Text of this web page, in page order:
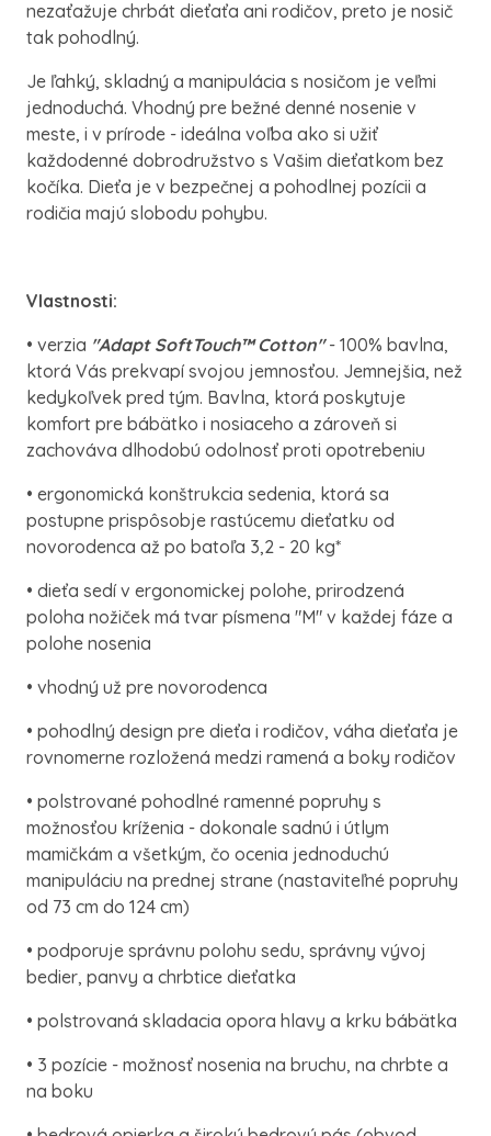
nezaťažuje chrbát dieťaťa ani rodičov, preto je nosič
tak pohodlný.
Je ľahký, skladný a manipulácia s nosičom je veľmi
jednoduchá. Vhodný pre bežné denné nosenie v
meste, i v prírode - ideálna voľba ako si užiť
každodenné dobrodružstvo s Vašim dieťatkom bez
kočíka. Dieťa je v bezpečnej a pohodlnej pozícii a
rodičia majú slobodu pohybu.
Vlastnosti:
• verzia "Adapt SoftTouch™Cotton"- 100% bavlna,
ktorá Vás prekvapí svojou jemnosťou. Jemnejšia, než
kedykoľvek pred tým. Bavlna, ktorá poskytuje
komfort pre bábätko i nosiaceho a zároveň si
zachováva dlhodobú odolnosť proti opotrebeniu
• ergonomická konštrukcia sedenia, ktorá sa
postupne prispôsobje rastúcemu dieťatku od
novorodenca až po batoľa 3,2 - 20 kg*
• dieťa sedí v ergonomickej polohe, prirodzená
poloha nožiček má tvar písmena "M" v každej fáze a
polohe nosenia
• vhodný už pre novorodenca
• pohodlný design pre dieťa i rodičov, váha dieťaťa je
rovnomerne rozložená medzi ramená a boky rodičov
• polstrované pohodlné ramenné popruhy s
možnosťou kríženia - dokonale sadnú i útlym
mamičkám a všetkým, čo ocenia jednoduchú
manipuláciu na prednej strane (nastaviteľné popruhy
od 73 cm do 124 cm)
• podporuje správnu polohu sedu, správny vývoj
bedier, panvy a chrbtice dieťatka
• polstrovaná skladacia opora hlavy a krku bábätka
• 3 pozície - možnosť nosenia na bruchu, na chrbte a
na boku